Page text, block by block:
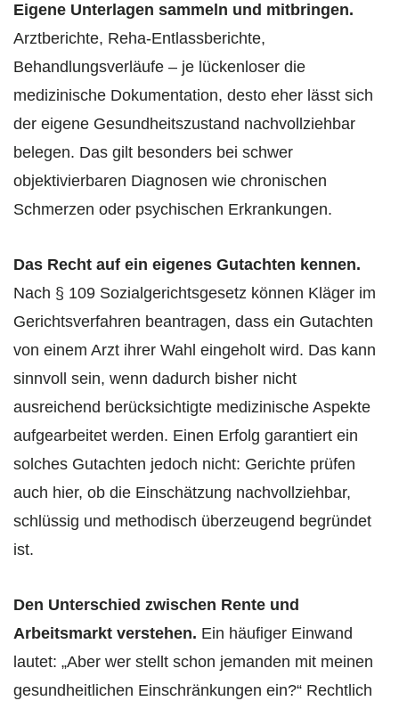
Eigene Unterlagen sammeln und mitbringen.
Arztberichte, Reha-Entlassberichte,
Behandlungsverläufe – je lückenloser die
medizinische Dokumentation, desto eher lässt sich
der eigene Gesundheitszustand nachvollziehbar
belegen. Das gilt besonders bei schwer
objektivierbaren Diagnosen wie chronischen
Schmerzen oder psychischen Erkrankungen.
Das Recht auf ein eigenes Gutachten kennen.
Nach § 109 Sozialgerichtsgesetz können Kläger im
Gerichtsverfahren beantragen, dass ein Gutachten
von einem Arzt ihrer Wahl eingeholt wird. Das kann
sinnvoll sein, wenn dadurch bisher nicht
ausreichend berücksichtigte medizinische Aspekte
aufgearbeitet werden. Einen Erfolg garantiert ein
solches Gutachten jedoch nicht: Gerichte prüfen
auch hier, ob die Einschätzung nachvollziehbar,
schlüssig und methodisch überzeugend begründet
ist.
Den Unterschied zwischen Rente und
Arbeitsmarkt verstehen. Ein häufiger Einwand
lautet: „Aber wer stellt schon jemanden mit meinen
gesundheitlichen Einschränkungen ein?“ Rechtlich